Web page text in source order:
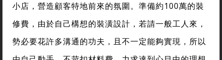
小店，營造顧客特地前來的氛圍。準備約100萬的裝
修費，由於自己構想的裝潢設計，若請一般工人來，
勢必要花許多溝通的功夫，且不一定能夠實現，所以